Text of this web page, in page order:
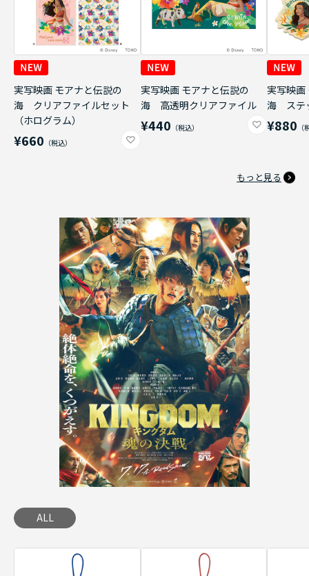
実写映画 モアナと伝説の
海 クリアファイルセット
（ホログラム）
¥660
実写映画 モアナと伝説の
海 高透明クリアファイル
¥440
実写映画
海 ステ
¥880
もっと見る
ALL